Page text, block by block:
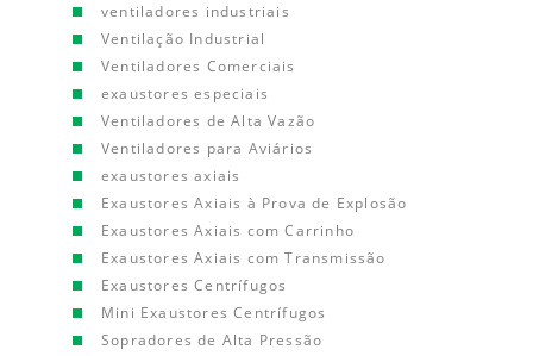
ventiladores industriais
Ventilação Industrial
Ventiladores Comerciais
exaustores especiais
Ventiladores de Alta Vazão
Ventiladores para Aviários
exaustores axiais
Exaustores Axiais à Prova de Explosão
Exaustores Axiais com Carrinho
Exaustores Axiais com Transmissão
Exaustores Centrífugos
Mini Exaustores Centrífugos
Sopradores de Alta Pressão